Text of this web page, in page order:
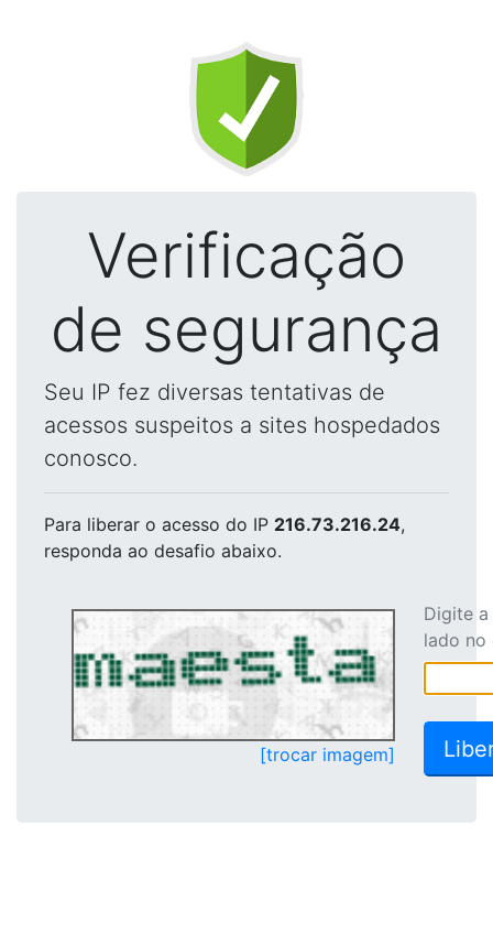
Verificação
de segurança
Seu IP fez diversas tentativas de
acessos suspeitos a sites hospedados
conosco.
Para liberar o acesso do IP 216.73.216.24,
responda ao desafio abaixo.
[trocar imagem]
Digite
lado no